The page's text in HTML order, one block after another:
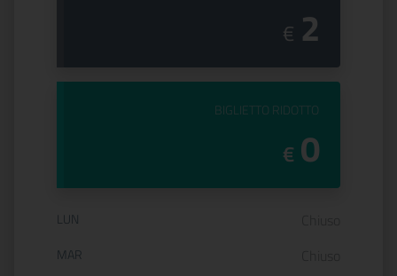
€ 2
PREZZO DEL
BIGLIETTO RIDOTTO
€ 0
Orario di apertura:
LUN
MAR